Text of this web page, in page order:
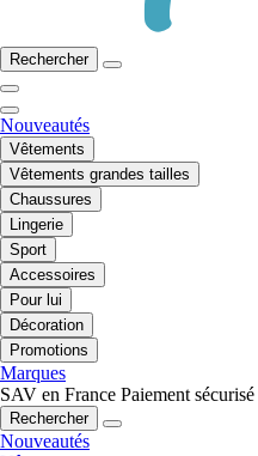
Rechercher
Nouveautés
Vêtements
Vêtements grandes tailles
Chaussures
Lingerie
Sport
Accessoires
Pour lui
Décoration
Promotions
Marques
SAV en France Paiement sécurisé
Rechercher
Nouveautés